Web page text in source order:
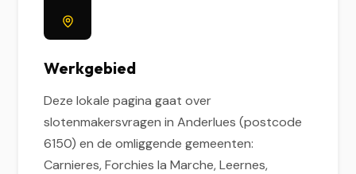
Werkgebied
Deze lokale pagina gaat over
slotenmakersvragen in Anderlues (postcode
6150) en de omliggende gemeenten:
Carnieres, Forchies la Marche, Leernes,